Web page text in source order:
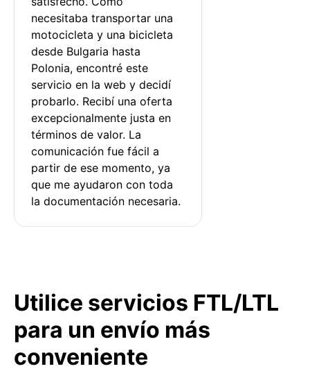
necesitaba transportar una
motocicleta y una bicicleta
desde Bulgaria hasta
Polonia, encontré este
servicio en la web y decidí
probarlo. Recibí una oferta
excepcionalmente justa en
términos de valor. La
comunicación fue fácil a
partir de ese momento, ya
que me ayudaron con toda
la documentación necesaria.
Utilice servicios FTL/LTL
para un envío más
conveniente